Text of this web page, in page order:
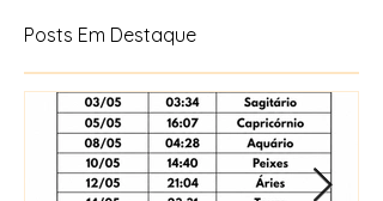
Posts Em Destaque